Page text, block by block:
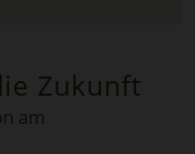
Zukunft
am